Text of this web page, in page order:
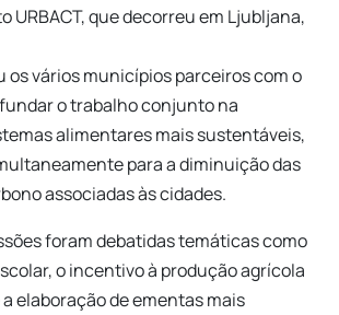
URBACT, que decorreu em Ljubljana,
os vários municípios parceiros com o
o trabalho conjunto na
alimentares mais sustentáveis,
para a diminuição das
associadas às cidades.
foram debatidas temáticas como
o incentivo à produção agrícola
elaboração de ementas mais